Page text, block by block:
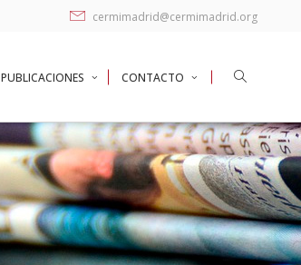
cermimadrid@cermimadrid.org
PUBLICACIONES CONTACTO